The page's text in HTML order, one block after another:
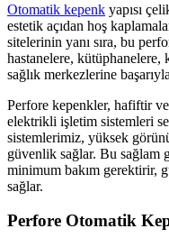
Otomatik kepenk yapısı
estetik açıdan hoş
sitelerinin yanı sıra, bu
hastanelere, kütüphanelere,
sağlık merkezlerine
Perfore kepenkler, hafiftir
elektrikli işletim sistemleri
sistemlerimiz, yüksek
güvenlik sağlar. Bu
minimum bakım gerektirir,
sağlar.
Perfore Otomatik